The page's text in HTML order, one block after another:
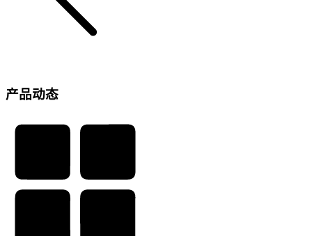
产品动态